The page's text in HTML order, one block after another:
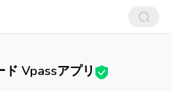
ド Vpassアプリ